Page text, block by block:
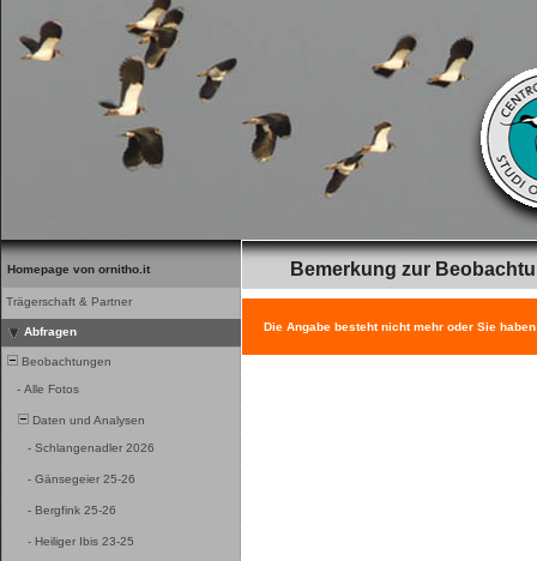
Homepage von ornitho.it
Trägerschaft & Partner
Abfragen
Beobachtungen
- Alle Fotos
Daten und Analysen
- Schlangenadler 2026
- Gänsegeier 25-26
- Bergfink 25-26
- Heiliger Ibis 23-25
Bemerkung zur
Die Angabe besteht nicht mehr oder Sie